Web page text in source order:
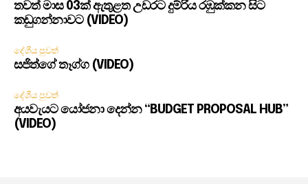
තවත් මාස 03ක් ඇතුළත උඩරට දුම්රිය රඹුක්කන සිට
කඩුගන්නාවට (VIDEO)
දේශීය පුවත්
සජිත්ගේ තෑග්ග (VIDEO)
දේශීය පුවත්
අයවැයට යෝජනා දෙන්න “BUDGET PROPOSAL HUB”
(VIDEO)